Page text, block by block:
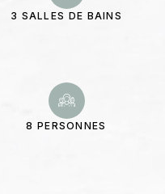
8 PERSONNES
3 SALLES DE BAINS